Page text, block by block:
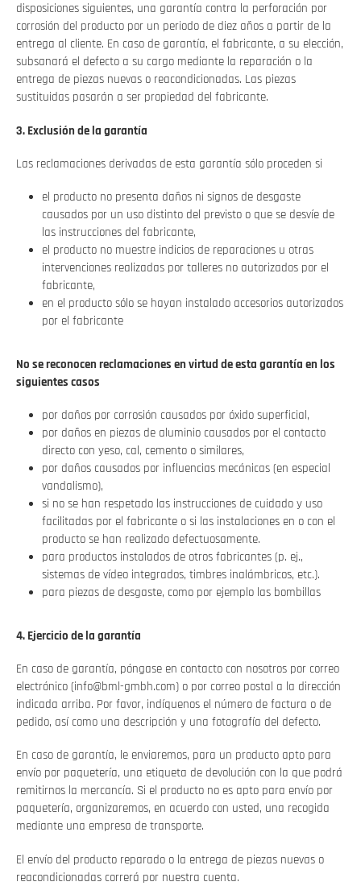
disposiciones siguientes, una garantía contra la perforación por
corrosión del producto por un periodo de diez años a partir de la
entrega al cliente. En caso de garantía, el fabricante, a su elección,
subsanará el defecto a su cargo mediante la reparación o la
entrega de piezas nuevas o reacondicionadas. Las piezas
sustituidas pasarán a ser propiedad del fabricante.
3. Exclusión de la garantía
Las reclamaciones derivadas de esta garantía sólo proceden si
el producto no presenta daños ni signos de desgaste
causados por un uso distinto del previsto o que se desvíe de
las instrucciones del fabricante,
el producto no muestre indicios de reparaciones u otras
intervenciones realizadas por talleres no autorizados por el
fabricante,
en el producto sólo se hayan instalado accesorios autorizados
por el fabricante
No se reconocen reclamaciones en virtud de esta garantía en los
siguientes casos
por daños por corrosión causados por óxido superficial,
por daños en piezas de aluminio causados por el contacto
directo con yeso, cal, cemento o similares,
por daños causados por influencias mecánicas (en especial
vandalismo),
si no se han respetado las instrucciones de cuidado y uso
facilitadas por el fabricante o si las instalaciones en o con el
producto se han realizado defectuosamente.
para productos instalados de otros fabricantes (p. ej.,
sistemas de vídeo integrados, timbres inalámbricos, etc.).
para piezas de desgaste, como por ejemplo las bombillas
4. Ejercicio de la garantía
En caso de garantía, póngase en contacto con nosotros por correo
electrónico (info@bml-gmbh.com) o por correo postal a la dirección
indicada arriba. Por favor, indíquenos el número de factura o de
pedido, así como una descripción y una fotografía del defecto.
En caso de garantía, le enviaremos, para un producto apto para
envío por paquetería, una etiqueta de devolución con la que podrá
remitirnos la mercancía. Si el producto no es apto para envío por
paquetería, organizaremos, en acuerdo con usted, una recogida
mediante una empresa de transporte.
El envío del producto reparado o la entrega de piezas nuevas o
reacondicionadas correrá por nuestra cuenta.